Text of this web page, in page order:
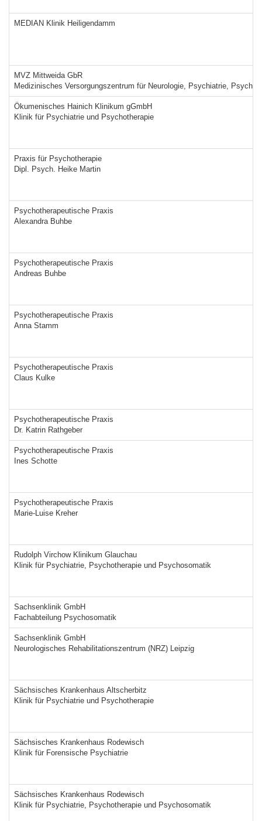
MEDIAN Klinik Heiligendamm
MVZ Mittweida GbR
Medizinisches Versorgungszentrum für Neurologie, Psychiatrie,
Ökumenisches Hainich Klinikum gGmbH
Klinik für Psychiatrie und Psychotherapie
Praxis für Psychotherapie
Dipl. Psych. Heike Martin
Psychotherapeutische Praxis
Alexandra Buhbe
Psychotherapeutische Praxis
Andreas Buhbe
Psychotherapeutische Praxis
Anna Stamm
Psychotherapeutische Praxis
Claus Kulke
Psychotherapeutische Praxis
Dr. Katrin Rathgeber
Psychotherapeutische Praxis
Ines Schotte
Psychotherapeutische Praxis
Marie-Luise Kreher
Rudolph Virchow Klinikum Glauchau
Klinik für Psychiatrie, Psychotherapie und Psychosomatik
Sachsenklinik GmbH
Fachabteilung Psychosomatik
Sachsenklinik GmbH
Neurologisches Rehabilitationszentrum (NRZ) Leipzig
Sächsisches Krankenhaus Altscherbitz
Klinik für Psychiatrie und Psychotherapie
Sächsisches Krankenhaus Rodewisch
Klinik für Forensische Psychiatrie
Sächsisches Krankenhaus Rodewisch
Klinik für Psychiatrie, Psychotherapie und Psychosomatik